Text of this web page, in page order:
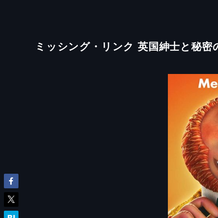
ミッシング・リンク 英国紳士と秘密